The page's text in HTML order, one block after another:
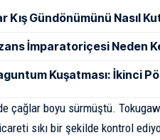
Kış Gündönümünü Nasıl
İmparatoriçesi Neden
Kuşatması: İkinci
çağlar boyu sürmüştü.
sıkı bir şekilde kontrol